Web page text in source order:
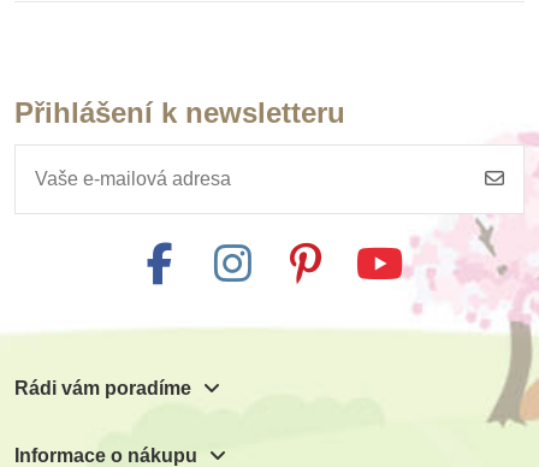
Přihlášení k newsletteru
Rádi vám poradíme
Informace o nákupu